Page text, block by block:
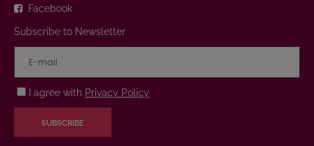
Facebook
Subscribe to Newsletter
I agree with Privacy Policy
SUBSCRIBE